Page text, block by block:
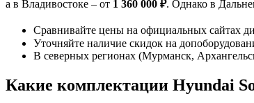
а в Владивостоке – от 1 360 000 ₽. Однако в
Сравнивайте цены на официальных сайтах
Уточняйте наличие скидок на
В северных регионах (Мурманск,
Какие комплектации Hyundai